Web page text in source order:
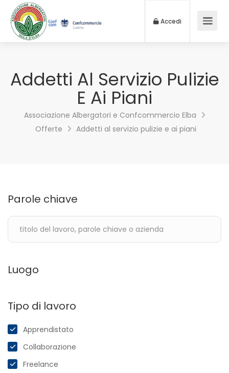
Accedi
Addetti Al Servizio Pulizie
E Ai Piani
Associazione Albergatori e Confcommercio Elba
Offerte
Addetti al servizio pulizie e ai piani
Parole chiave
Luogo
Tipo di lavoro
Apprendistato
Collaborazione
Freelance